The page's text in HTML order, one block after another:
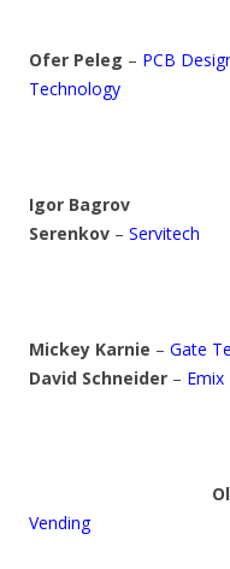
Ofer Peleg – PCB
Technology
Igor Bagrov
Serenkov – Servitech
Mickey Karnie – Gate
David Schneider – Emix
Vending